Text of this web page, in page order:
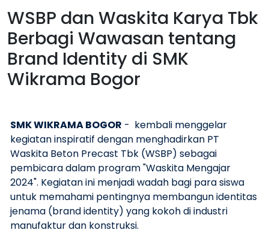
WSBP dan Waskita Karya Tbk
Berbagi Wawasan tentang
Brand Identity di SMK
Wikrama Bogor
SMK WIKRAMA BOGOR - kembali menggelar
kegiatan inspiratif dengan menghadirkan PT
Waskita Beton Precast Tbk (WSBP) sebagai
pembicara dalam program "Waskita Mengajar
2024". Kegiatan ini menjadi wadah bagi para siswa
untuk memahami pentingnya membangun identitas
jenama (brand identity) yang kokoh di industri
manufaktur dan konstruksi.